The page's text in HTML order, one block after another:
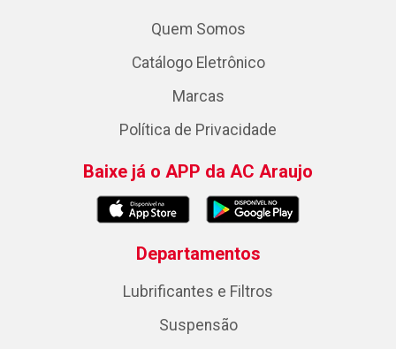
Quem Somos
Catálogo Eletrônico
Marcas
Política de Privacidade
Baixe já o APP da AC Araujo
Departamentos
Lubrificantes e Filtros
Suspensão